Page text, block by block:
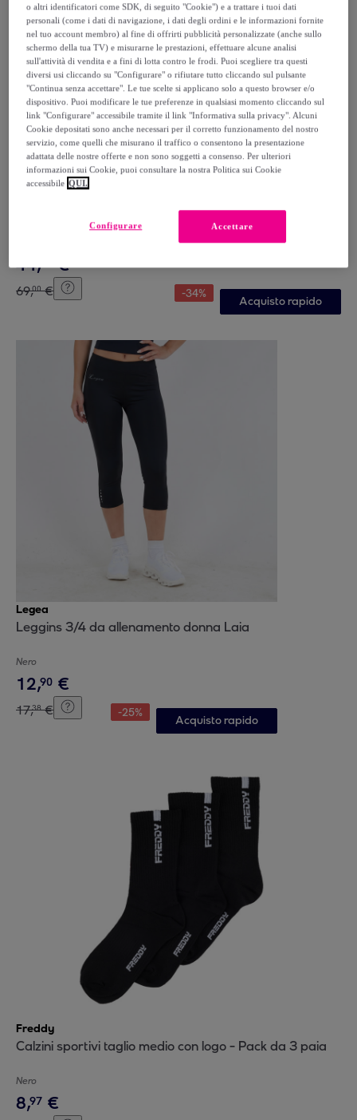
KAPPA
Kappa - Tuta sportiva Uomo Bianco - KAPPA4SOCCER
44, €
69,00 € -34%
Acquisto rapido
Legea
Leggins 3/4 da allenamento donna Laia
Nero
12,90 €
17,38 € -25%
Acquisto rapido
Freddy
Calzini sportivi taglio medio con logo - Pack da 3 paia
Nero
8,97 €
o altri identificatori come SDK, di seguito "Cookie") e a trattare i tuoi dati
personali (come i dati di navigazione, i dati degli ordini e le informazioni fornite
nel tuo account membro) al fine di offrirti pubblicità personalizzate (anche sullo
schermo della tua TV) e misurarne le prestazioni, effettuare alcune analisi
sull'attività di vendita e a fini di lotta contro le frodi. Puoi scegliere tra questi
diversi usi cliccando su "Configurare" o rifiutare tutto cliccando sul pulsante
"Continua senza accettare". Le tue scelte si applicano solo a questo browser e/o
dispositivo. Puoi modificare le tue preferenze in qualsiasi momento cliccando sul
link "Configurare" accessibile tramite il link "Informativa sulla privacy". Alcuni
Cookie depositati sono anche necessari per il corretto funzionamento del nostro
servizio, come quelli che misurano il traffico o consentono la presentazione
adattata delle nostre offerte e non sono soggetti a consenso. Per ulteriori
informazioni sui Cookie, puoi consultare la nostra Politica sui Cookie
accessibile QUI.
Accettare
Configurare